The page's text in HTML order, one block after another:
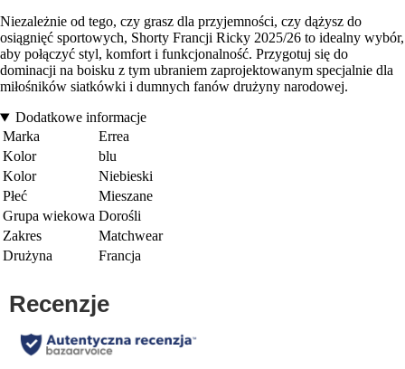
Niezależnie od tego, czy grasz dla przyjemności, czy dążysz do
osiągnięć sportowych, Shorty Francji Ricky 2025/26 to idealny wybór,
aby połączyć styl, komfort i funkcjonalność. Przygotuj się do
dominacji na boisku z tym ubraniem zaprojektowanym specjalnie dla
miłośników siatkówki i dumnych fanów drużyny narodowej.
Dodatkowe informacje
Marka
Errea
Kolor
blu
Kolor
Niebieski
Płeć
Mieszane
Grupa wiekowa Dorośli
Zakres
Matchwear
Drużyna
Francja